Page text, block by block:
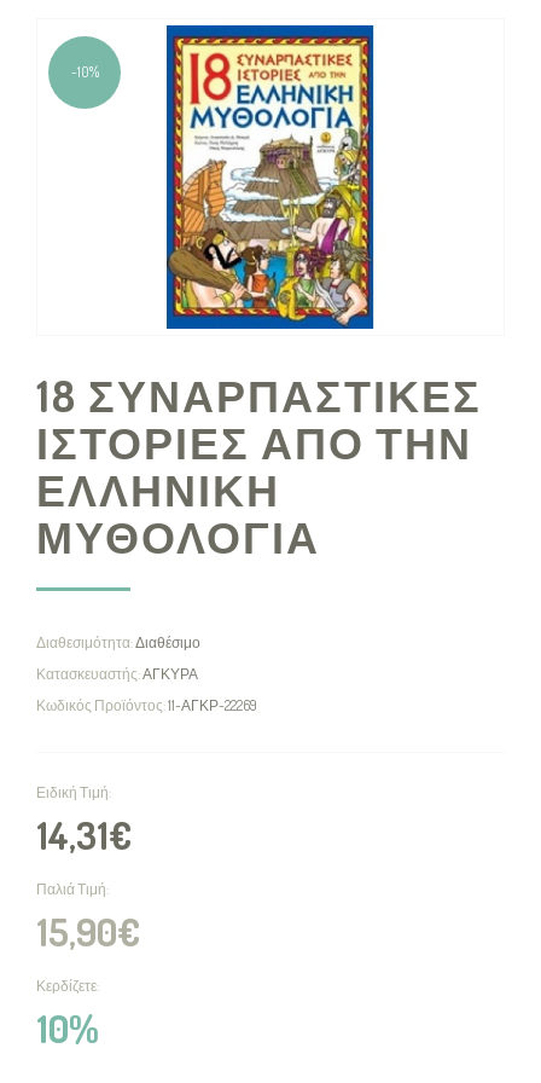
-10%
18 ΣΥΝΑΡΠΑΣΤΙΚΕΣ
ΙΣΤΟΡΙΕΣ ΑΠΟ ΤΗΝ
ΕΛΛΗΝΙΚΗ
ΜΥΘΟΛΟΓΙΑ
Διαθεσιμότητα:Διαθέσιμο
Κατασκευαστής:ΑΓΚΥΡΑ
Κωδικός Προϊόντος:11-ΑΓΚΡ-22269
Ειδική Τιμή:
14,31€
Παλιά Τιμή:
15,90€
Κερδίζετε:
10%